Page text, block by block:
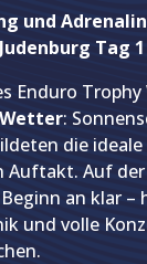
und
Tag 1
Enduro
:
die
Auftakt. Auf
an klar –
und volle